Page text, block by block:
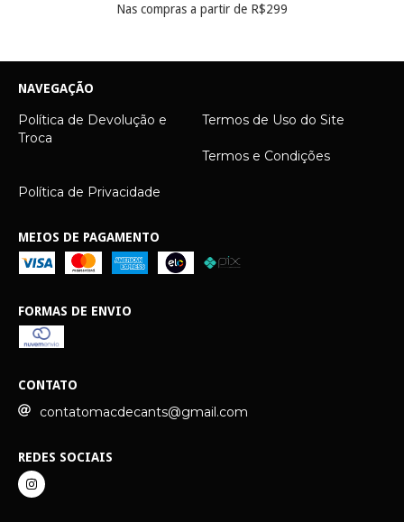
Nas compras a partir de R$299
NAVEGAÇÃO
Política de Devolução e
Troca
Termos de Uso do Site
Termos e Condições
Política de Privacidade
MEIOS DE PAGAMENTO
FORMAS DE ENVIO
CONTATO
contatomacdecants@gmail.com
REDES SOCIAIS